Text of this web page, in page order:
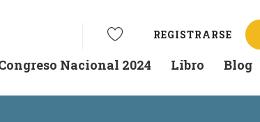
REGISTRARSE
Nacional 2024 Libro Blog